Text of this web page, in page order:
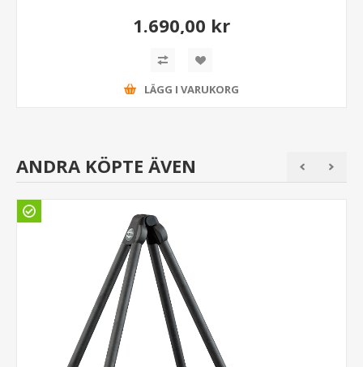
1.690,00 kr
LÄGG I VARUKORG
ANDRA KÖPTE ÄVEN